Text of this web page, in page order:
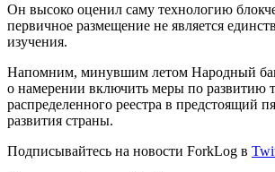
Он высоко оценил саму технологию
первичное размещение не является
изучения.
Напомним, минувшим летом Народный
о намерении включить меры по развитию
распределенного реестра в предстоящий
развития страны.
Подписывайтесь на новости ForkLog в